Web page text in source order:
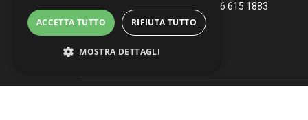
info@vmcd.it
366 615 1883
ACCETTA TUTTO RIFIUTA TUTTO
MOSTRA DETTAGLI